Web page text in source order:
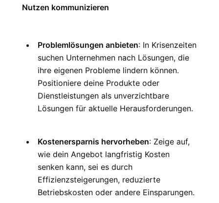
Nutzen kommunizieren
Problemlösungen anbieten: In Krisenzeiten
suchen Unternehmen nach Lösungen, die
ihre eigenen Probleme lindern können.
Positioniere deine Produkte oder
Dienstleistungen als unverzichtbare
Lösungen für aktuelle Herausforderungen.
Kostenersparnis hervorheben: Zeige auf,
wie dein Angebot langfristig Kosten
senken kann, sei es durch
Effizienzsteigerungen, reduzierte
Betriebskosten oder andere Einsparungen.